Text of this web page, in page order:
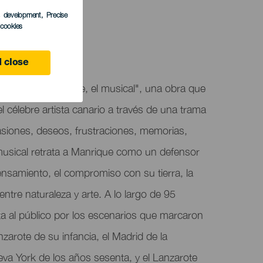
development, Precise
close
"Cesar Manrique, el musical", una obra que
célebre artista canario a través de una trama
deseos, frustraciones, memorias,
retrata a Manrique como un defensor
el compromiso con su tierra, la
naturaleza y arte. A lo largo de 95
al público por los escenarios que marcaron
de su infancia, el Madrid de la
York de los años sesenta, y el Lanzarote